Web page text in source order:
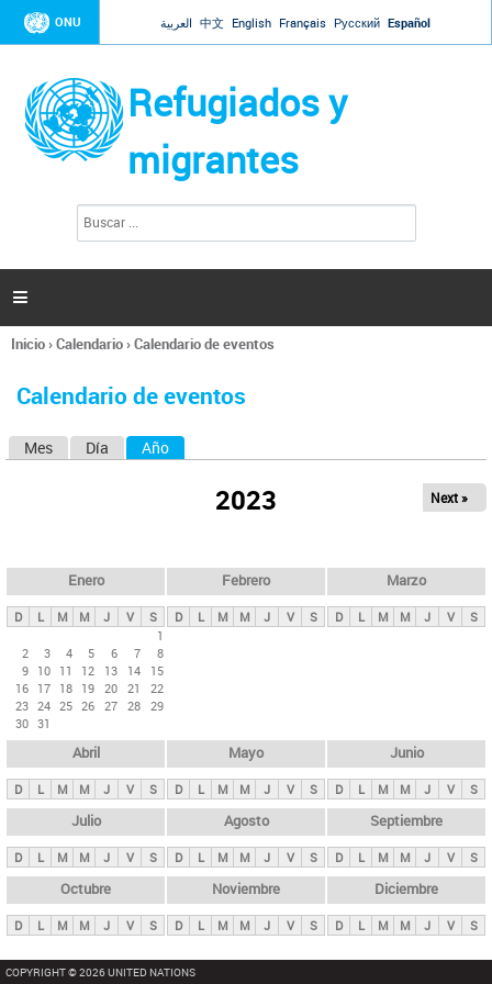
Jump to navigation
ONU العربية 中文 English Français Русский Español
Refugiados y
migrantes
l
d
s

Se
usted
Inicio›Calendario›Calendario de eventos
Calendario de eventos
s
p
n
c
i
p
l
e
s
Mes Día Año
2023 Next »
Enero
D L M M J V
S
1
2
3 4 5 6 7
8
9 10 11 12 13 14
15
16 17 18 19 20 21
22
23 24 25 26 27 28 29
30 31
Febrero
D L M M J V S
Marzo
D L M M J V S
Abril
D L M M J V S
Mayo
D L M M J V S
Junio
D L M M J V S
Julio
D L M M J V S
Agosto
D L M M J V S
Septiembre
D L M M J V S
Octubre
D L M M J V S
Noviembre
D L M M J V S
Diciembre
D L M M J V S
COPYRIGHT © 2026 UNITED NATIONS